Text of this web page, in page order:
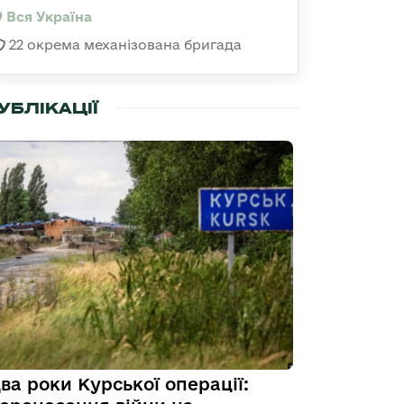
Вся Україна
22 окрема механізована бригада
роки Курської операції: